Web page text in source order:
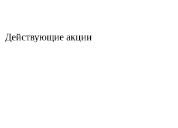
Действующие акции